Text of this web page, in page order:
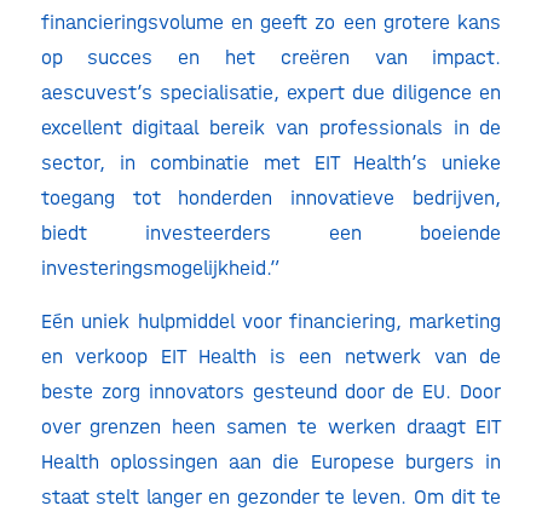
financieringsvolume en geeft zo een grotere kans
op succes en het creëren van impact.
aescuvest’s specialisatie, expert due diligence en
excellent digitaal bereik van professionals in de
sector, in combinatie met EIT Health’s unieke
toegang tot honderden innovatieve bedrijven,
biedt investeerders een boeiende
investeringsmogelijkheid.”
Eén uniek hulpmiddel voor financiering, marketing
en verkoop EIT Health is een netwerk van de
beste zorg innovators gesteund door de EU. Door
over grenzen heen samen te werken draagt EIT
Health oplossingen aan die Europese burgers in
staat stelt langer en gezonder te leven. Om dit te